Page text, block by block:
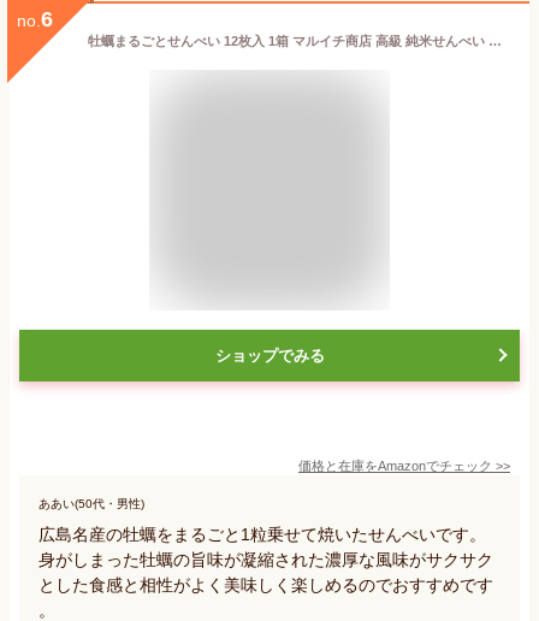
no. 6
牡蠣まるごとせんべい 12枚入 1箱 マルイチ商店 高級 純米せんべい 広島県産牡蠣 まる赤 広島 煎餅 お土産 広島土産 広島銘菓 個包装 お菓子 お酒に合う 安芸津 おつまみ 日本酒 牡蠣一粒 かき スナック菓子 せんべい つまみ 中国 山口 愛媛
ショップでみる
価格と在庫をAmazonでチェック >>
ああい(50代・男性)
広島名産の牡蠣をまるごと1粒乗せて焼いたせんべいです。
身がしまった牡蠣の旨味が凝縮された濃厚な風味がサクサク
とした食感と相性がよく美味しく楽しめるのでおすすめです
。